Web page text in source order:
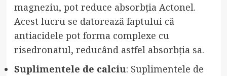
magneziu, pot reduce absorbția Actonel.
Acest lucru se datorează faptului că
antiacidele pot forma complexe cu
risedronatul, reducând astfel absorbția sa.
Suplimentele de calciu: Suplimentele de